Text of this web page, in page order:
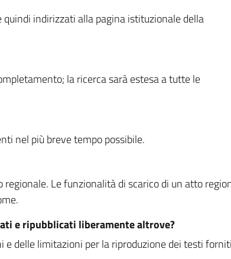
indirizzati alla pagina istituzionale della
la ricerca sarà estesa a tutte le
nel più breve tempo possibile.
Le funzionalità di scarico di un atto
e ripubblicati liberamente altrove?
delle limitazioni per la riproduzione dei testi